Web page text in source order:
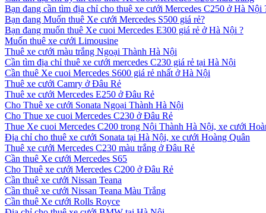
Bạn đang cần tìm địa chỉ cho thuê xe cưới Mercedes C250 ở Hà Nội
Bạn đang Muốn thuê Xe cưới Mercedes S500 giá rẻ?
Bạn đang muốn thuê Xe cuoi Mercedes E300 giá rẻ ở Hà Nội ?
Muốn thuê xe cưới Limousine
Thuê xe cưới màu trắng Ngoại Thành Hà Nội
Cần tìm địa chỉ thuê xe cưới mercedes C230 giá rẻ tại Hà Nội
Cần thuê Xe cuoi Mercedes S600 giá rẻ nhất ở Hà Nội
Thuê xe cưới Camry ở Đâu Rẻ
Thuê xe cưới Mercedes E250 ở Đâu Rẻ
Cho Thuê xe cưới Sonata Ngoại Thành Hà Nội
Cho Thue xe cuoi Mercedes C230 ở Đâu Rẻ
Thue Xe cuoi Mercedes C200 trong Nội Thành Hà Nội, xe cưới
Địa chỉ cho thuê xe cưới Sonata tại Hà Nội, xe cưới Hoàng Quân
Thuê xe cưới Mercedes C230 màu trắng ở Đâu Rẻ
Cần thuê Xe cưới Mercedes S65
Cho Thuê xe cưới Mercedes C200 ở Đâu Rẻ
Cần thuê xe cưới Nissan Teana
Cần thuê xe cưới Nissan Teana Màu Trắng
Cần thuê Xe cưới Rolls Royce